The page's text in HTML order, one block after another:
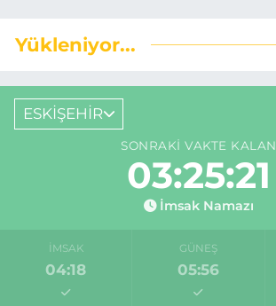
Yükleniyor...
ESKİŞEHİR
SONRAKI VAKTE KALAN
03:25:20
İmsak Namazı
İMSAK
04:18
GÜNEŞ
05:56